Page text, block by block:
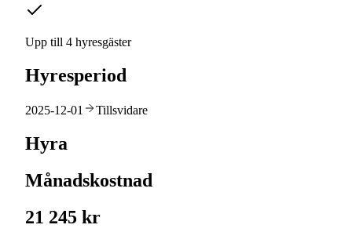
Upp till 4 hyresgäster
Hyresperiod
2025-12-01 Tillsvidare
Hyra
Månadskostnad
21 245 kr